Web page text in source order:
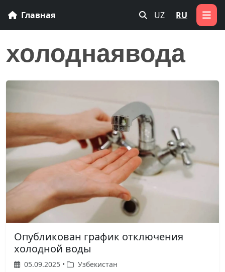
Главная UZ RU
холоднаявода
Опубликован график отключения
холодной воды
05.09.2025 • Узбекистан